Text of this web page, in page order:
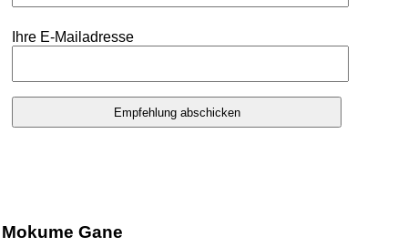
Ihre E-Mailadresse
Mokume Gane